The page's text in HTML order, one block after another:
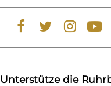
Unterstütze die